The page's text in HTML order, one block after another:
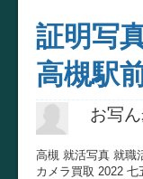
証明写
高槻駅
お写ん
高槻 就活写真 就職
カメラ買取 2022